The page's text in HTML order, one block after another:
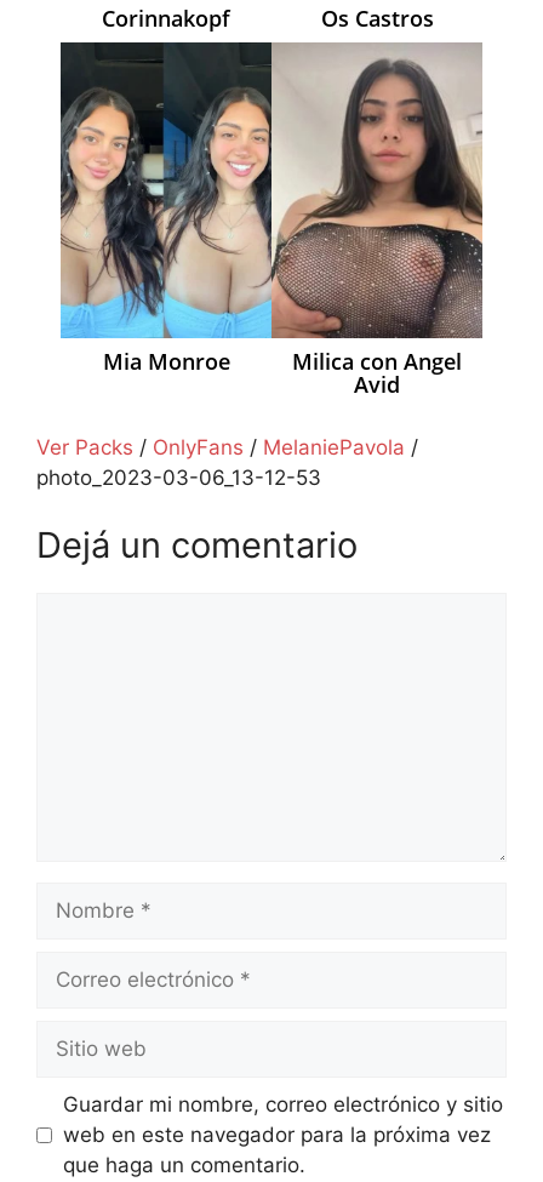
Corinnakopf Os Castros
Mia Monroe Milica con Angel
Avid
Ver Packs / OnlyFans / MelaniePavola /
photo_2023-03-06_13-12-53
Dejá un comentario
electrónico
web
Guardar mi nombre, correo electrónico y sitio
web en este navegador para la próxima vez
que haga un comentario.